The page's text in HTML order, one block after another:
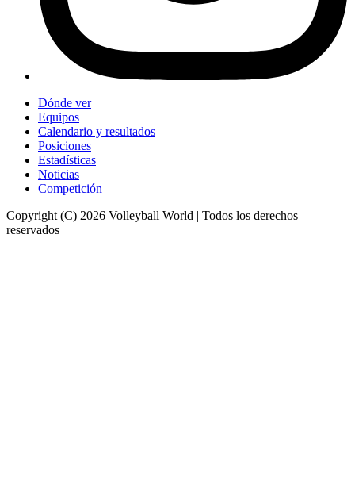
Dónde ver
Equipos
Calendario y resultados
Posiciones
Estadísticas
Noticias
Competición
Copyright (C) 2026 Volleyball World | Todos los derechos
reservados